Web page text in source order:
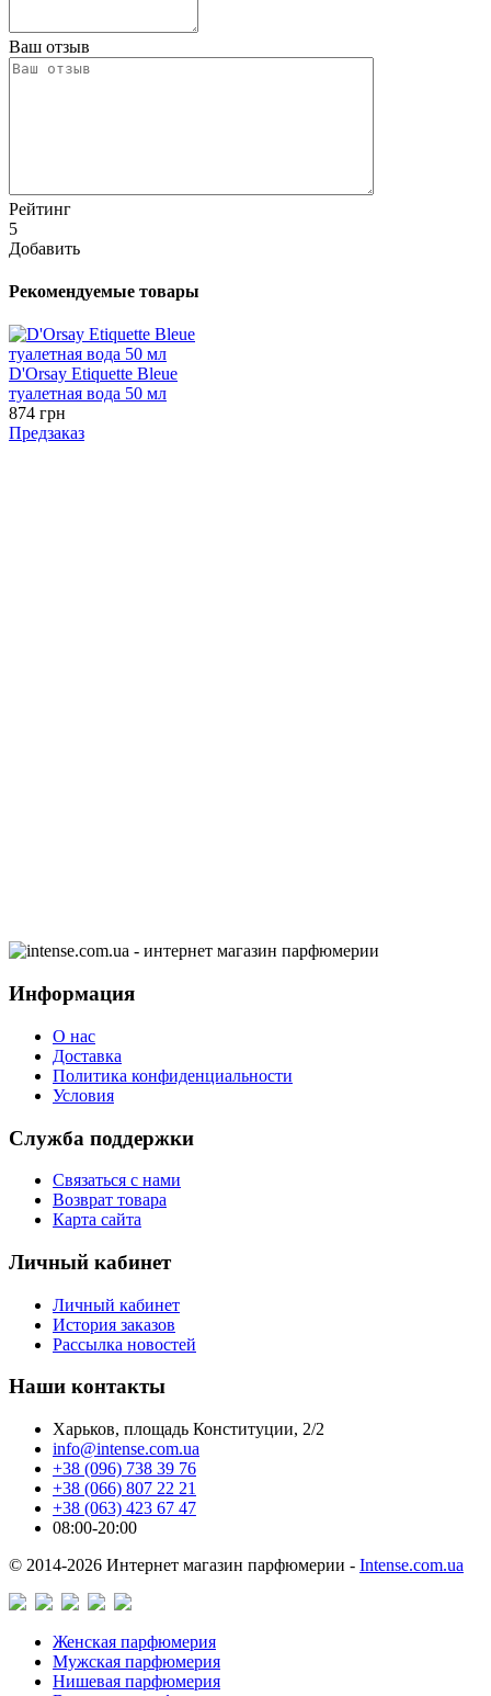
Ваш отзыв
Рейтинг
5
Добавить
Рекомендуемые товары
D'Orsay Etiquette Bleue
туалетная вода 50 мл
874 грн
Предзаказ
Информация
О нас
Доставка
Политика конфиденциальности
Условия
Служба поддержки
Связаться с нами
Возврат товара
Карта сайта
Личный кабинет
Личный кабинет
История заказов
Рассылка новостей
Наши контакты
Харьков, площадь Конституции, 2/2
info@intense.com.ua
+38 (096) 738 39 76
+38 (066) 807 22 21
+38 (063) 423 67 47
08:00-20:00
© 2014-2026 Интернет магазин парфюмерии - Intense.com.ua
Женская парфюмерия
Мужская парфюмерия
Нишевая парфюмерия